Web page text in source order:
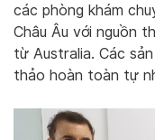
các phòng khám
Châu Âu với nguồn
từ Australia. Các
thảo hoàn toàn tự